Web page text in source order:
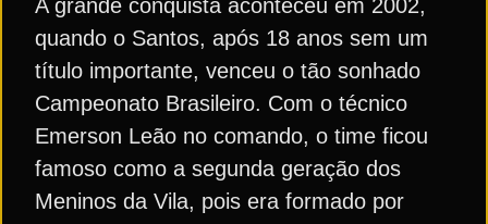
A grande conquista aconteceu em 2002,
quando o Santos, após 18 anos sem um
título importante, venceu o tão sonhado
Campeonato Brasileiro. Com o técnico
Emerson Leão no comando, o time ficou
famoso como a segunda geração dos
Meninos da Vila, pois era formado por